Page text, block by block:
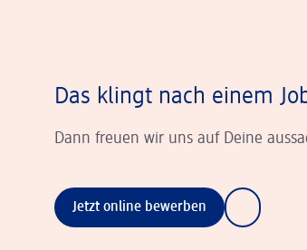
Das klingt nach einem
Dann freuen wir uns auf Deine
Jetzt online bewerben